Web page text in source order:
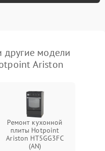
модели
Ariston
Ремонт кухонной
плиты Hotpoint
Ariston HT5GG3FC
(AN)